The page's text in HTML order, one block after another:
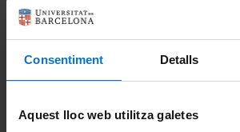
Consentiment Detalls
Aquest lloc web utilitza galetes
Informació del màster
Informació destacada
Comparteix-ho: